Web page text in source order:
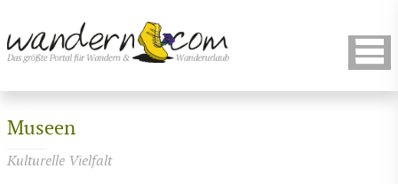
Museen
Kulturelle Vielfalt